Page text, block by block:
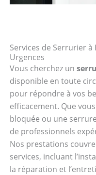
Services de Serrurier
Urgences
Vous cherchez un
disponible en toute
pour répondre à vos
efficacement. Que
bloquée ou une
de professionnels
Nos prestations
services, incluant
la réparation et